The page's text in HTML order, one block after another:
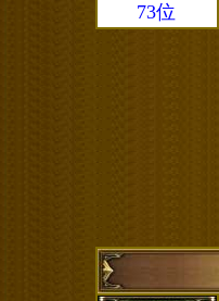
73位